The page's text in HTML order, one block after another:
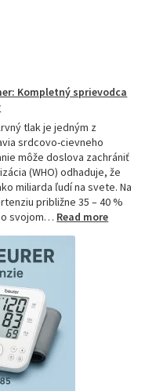
Kompletný sprievodca
tlak je jedným z
srdcovo-cievneho
môže doslova zachrániť
(WHO) odhaduje, že
miliarda ľudí na svete. Na
približne 35 – 40 %
o svojom… Read more: